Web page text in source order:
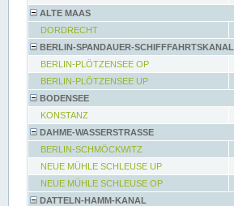
ALTE MAAS
DORDRECHT
BERLIN-SPANDAUER-SCHIFFFAHRTSKANAL
BERLIN-PLÖTZENSEE OP
BERLIN-PLÖTZENSEE UP
BODENSEE
KONSTANZ
DAHME-WASSERSTRASSE
BERLIN-SCHMÖCKWITZ
NEUE MÜHLE SCHLEUSE UP
NEUE MÜHLE SCHLEUSE OP
DATTELN-HAMM-KANAL